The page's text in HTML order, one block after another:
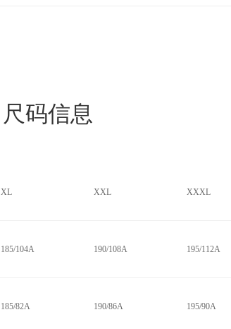
尺码信息
XL XXL XXXL
185/104A 190/108A 195/112A
185/82A 190/86A 195/90A